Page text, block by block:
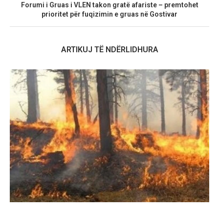
Forumi i Gruas i VLEN takon gratë afariste – premtohet
prioritet për fuqizimin e gruas në Gostivar
ARTIKUJ TË NDËRLIDHURA